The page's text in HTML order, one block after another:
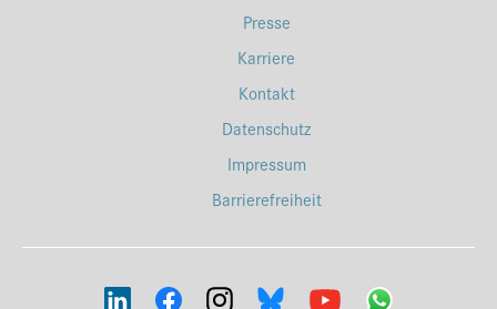
Presse
Karriere
Kontakt
Datenschutz
Impressum
Barrierefreiheit